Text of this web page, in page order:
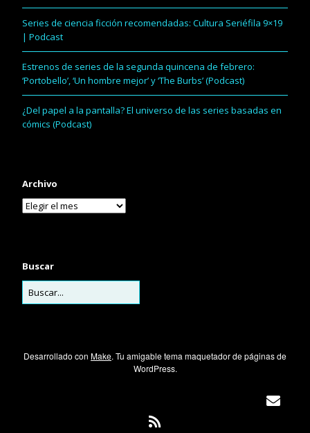
Series de ciencia ficción recomendadas: Cultura Seriéfila 9×19
| Podcast
Estrenos de series de la segunda quincena de febrero:
‘Portobello’, ‘Un hombre mejor’ y ‘The Burbs’ (Podcast)
¿Del papel a la pantalla? El universo de las series basadas en
cómics (Podcast)
Archivo
Buscar
Desarrollado con Make. Tu amigable tema maquetador de páginas de
WordPress.